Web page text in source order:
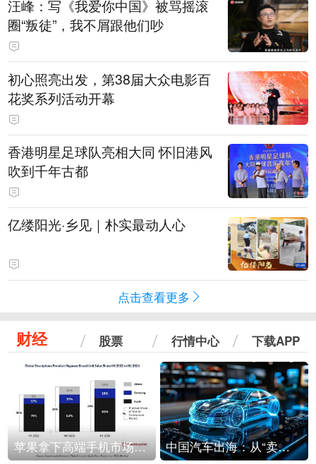
汪峰：写《我爱你中国》被骂摇滚
圈“叛徒”，我不屑跟他们吵
初心照亮出发，第38届大众电影百
花奖系列活动开幕
香港明星足球队亮相大同 怀旧港风
吹到千年古都
亿缕阳光·乡见｜朴实最动人心
点击查看更多
财经 股票 行情中心 下载APP
苹果拿下高端手机市场65%的份额：iPhone 17系列功不可没 中国汽车出海：从“卖出去”到“走进去”